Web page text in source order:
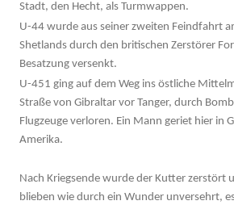
Stadt, den Hecht, als Turmwappen.
U-44 wurde aus seiner zweiten Feindfahrt
Shetlands durch den britischen Zerstörer
Besatzung versenkt.
U-451 ging auf dem Weg ins östliche
Straße von Gibraltar vor Tanger, durch
Flugzeuge verloren. Ein Mann geriet hier in
Amerika.
Nach Kriegsende wurde der Kutter zerstört
blieben wie durch ein Wunder unversehrt,